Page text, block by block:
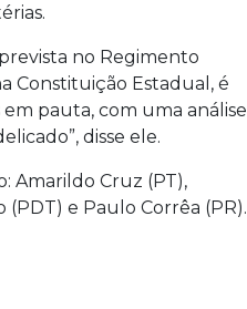
no Regimento
Constituição Estadual, é
pauta, com uma análise
disse ele.
Amarildo Cruz (PT),
(PDT) e Paulo Corrêa (PR).